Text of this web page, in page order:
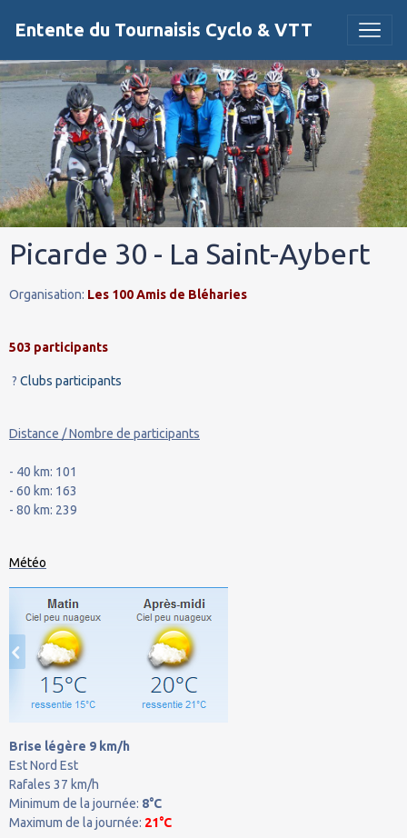
Entente du Tournaisis Cyclo & VTT
Picarde 30 - La Saint-Aybert
Organisation: Les 100 Amis de Bléharies
503 participants
? Clubs participants
Distance / Nombre de participants
- 40 km: 101
- 60 km: 163
- 80 km: 239
Météo
Brise légère 9 km/h
Est Nord Est
Rafales 37 km/h
Minimum de la journée: 8°C
Maximum de la journée: 21°C